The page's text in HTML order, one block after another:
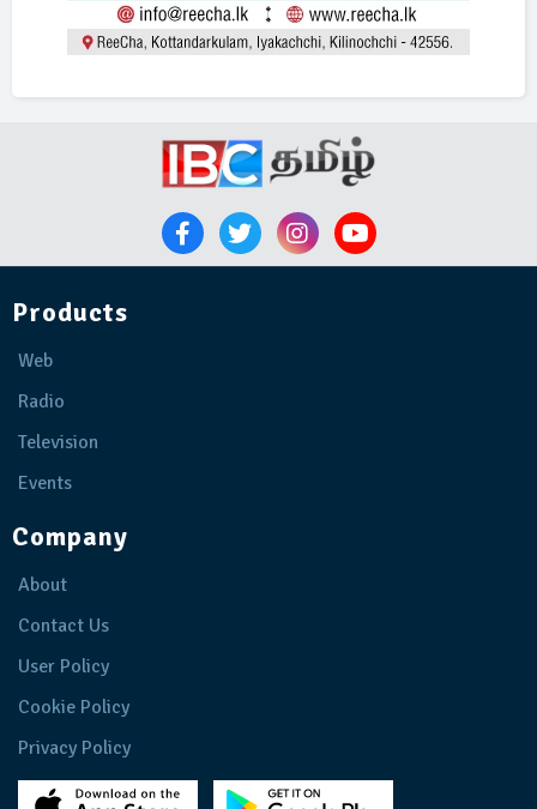
Products
Web
Radio
Television
Events
Company
About
Contact Us
User Policy
Cookie Policy
Privacy Policy